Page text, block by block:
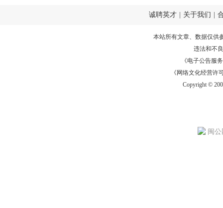
诚聘英才 关于我们
本站所有文章、数据仅供
违法和不
《电子公告服务
《网络文化经营许
Copyright ©
闽公